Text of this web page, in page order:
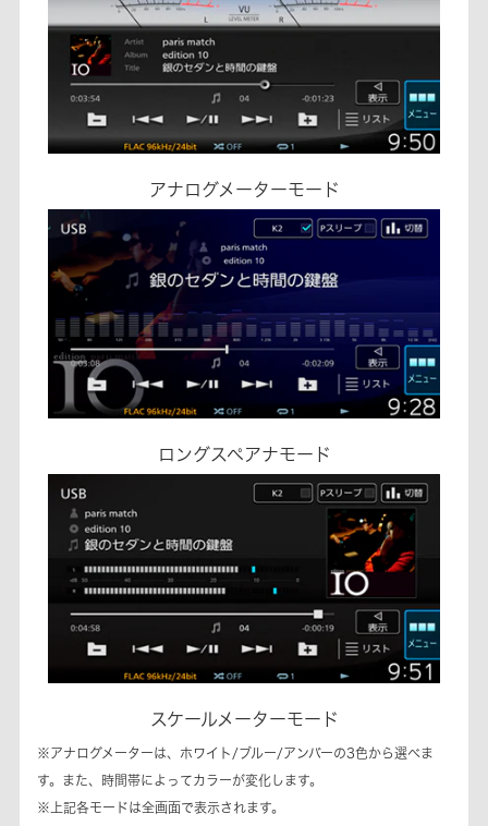
アナログメーターモード
ロングスペアナモード
スケールメーターモード
※アナログメーターは、ホワイト/ブルー/アンバーの3色から選べま
す。また、時間帯によってカラーが変化します。
※上記各モードは全画面で表示されます。